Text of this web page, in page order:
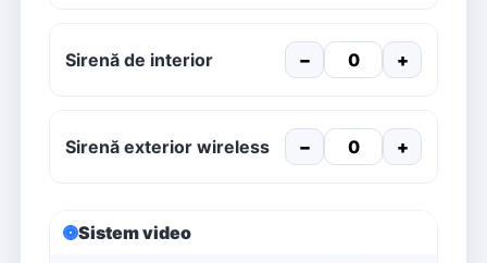
Sirenă de interior − +
Sirenă exterior wireless − +
Sistem video